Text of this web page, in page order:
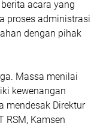
acara yang
proses administrasi
dengan pihak
Massa menilai
kewenangan
mendesak Direktur
RSM, Kamsen